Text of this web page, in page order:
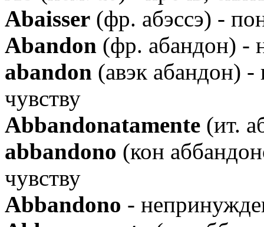
Аbaisser (фр. абэссэ) -
Аbandon (фр. абандон) -
abandon (авэк абандон) -
чувству
Аbbandonatamente (ит.
abbandono (кон
чувству
Аbbandono -